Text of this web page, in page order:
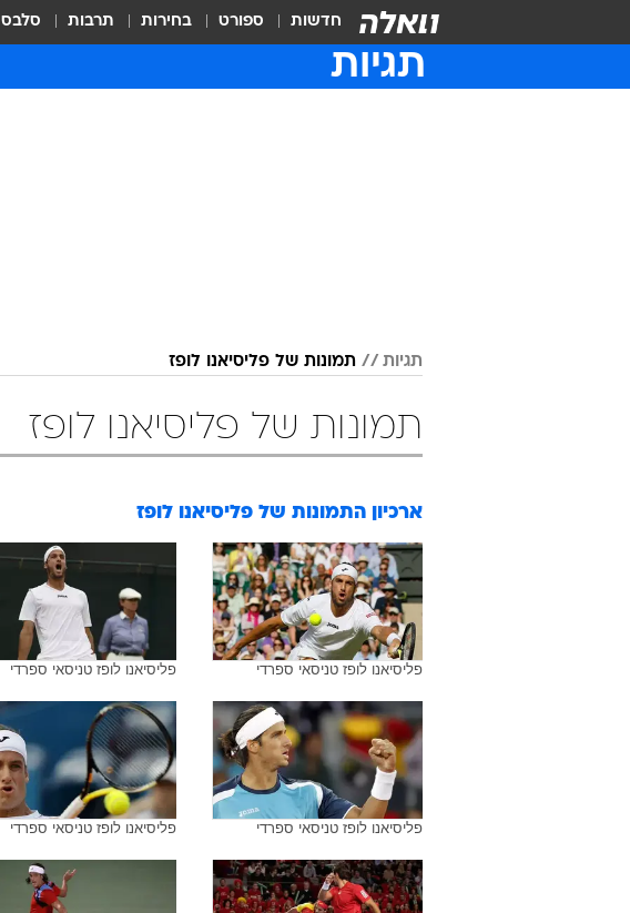
חדשות ספורט בחירות תרבות סלבס
תגיות
תגיות תמונות של פליסיאנו לופז
תמונות של פליסיאנו לופז
ארכיון התמונות של פליסיאנו לופז
פליסיאנו לופז טניסאי ספרדי פליסיאנו לופז טניסאי ספרדי
פליסיאנו לופז טניסאי ספרדי פליסיאנו לופז טניסאי ספרדי